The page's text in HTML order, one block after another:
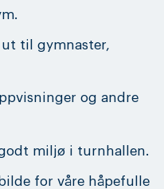
til gymnaster,
og andre
miljø i turnhallen.
for våre håpefulle